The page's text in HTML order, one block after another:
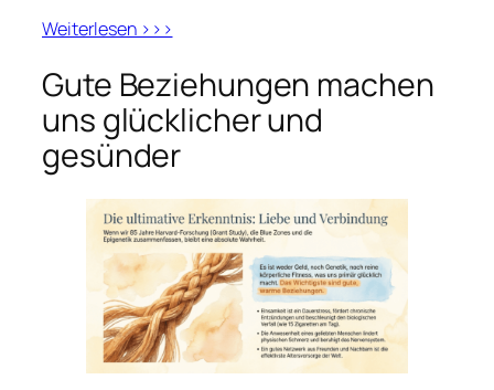
Weiterlesen >>>
Gute Beziehungen machen
uns glücklicher und
gesünder